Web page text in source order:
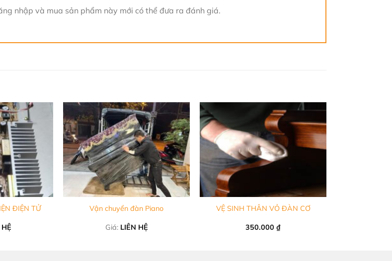
nhập và mua sản phẩm này mới có thể đưa ra đánh giá.
ĐIỆN TỬ Vận chuyển đàn Piano
Giá: LIÊN HỆ
VỆ SINH THÂN VỎ ĐÀN CƠ
350.000 ₫